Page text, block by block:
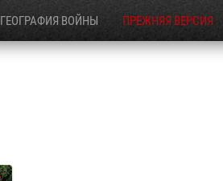
ГЕОГРАФИЯ ВОЙНЫ ПРЕЖНЯЯ ВЕРСИЯ